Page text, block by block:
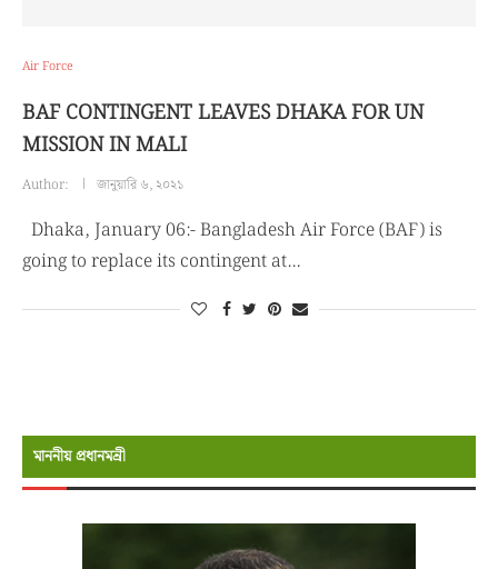
Air Force
BAF CONTINGENT LEAVES DHAKA FOR UN
MISSION IN MALI
Author: জানুয়ারি ৬, ২০২১
Dhaka, January 06:- Bangladesh Air Force (BAF) is
going to replace its contingent at…
মাননীয় প্রধানমন্রী